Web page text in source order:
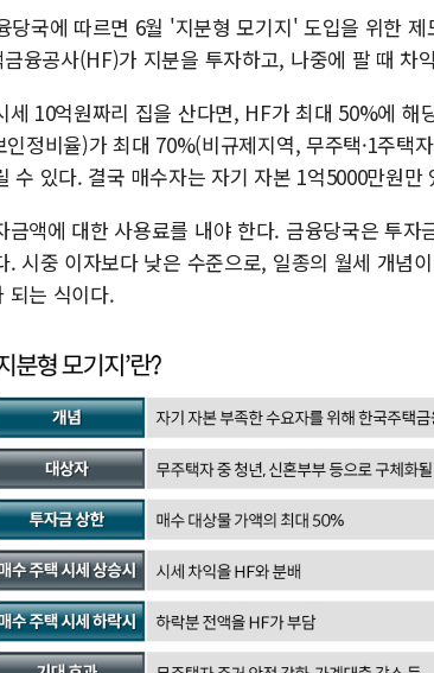
당국에 따르면 6월 '지분형 모기지' 도입을 위한
융공사(HF)가 지분을 투자하고, 나중에 팔 때 차
세 10억원짜리 집을 산다면, HF가 최대 50%에 해
인정비율)가 최대 70%(비규제지역, 무주택·1주택
수 있다. 결국 매수자는 자기 자본 1억5000만원
금액에 대한 사용료를 내야 한다. 금융당국은 투
. 시중 이자보다 낮은 수준으로, 일종의 월세 개념
되는 식이다.